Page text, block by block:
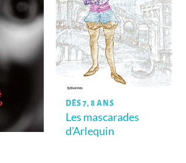
DÈS 7, 8 ANS
Les mascarades
d’Arlequin